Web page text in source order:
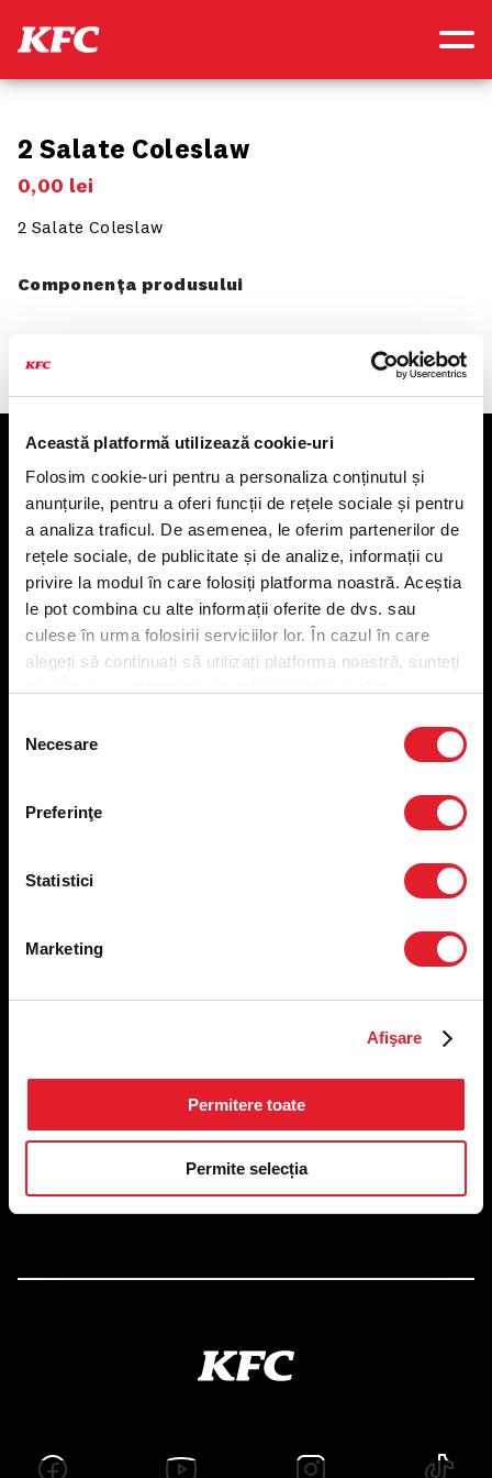
Această platformă utilizează cookie-uri
Folosim cookie-uri pentru a personaliza conținutul și
anunțurile, pentru a oferi funcții de rețele sociale și pentru
a analiza traficul. De asemenea, le oferim partenerilor de
rețele sociale, de publicitate și de analize, informații cu
privire la modul în care folosiți platforma noastră. Aceștia
le pot combina cu alte informații oferite de dvs. sau
culese în urma folosirii serviciilor lor. În cazul în care
alegeți să continuați să utilizați platforma noastră, sunteți
consimțământului
Necesare
Preferinţe
Statistici
Marketing
Afişare
Permitere toate
Permite selecția
2 Salate Coleslaw
0,00 lei
2 Salate Coleslaw
Componența produsului
KFC
Meniu livrare
Meniu ridicare
Nutriționale și Alergeni
Abonare Newsletter
Contact
Utile
Politica privind prelucrarea datelor
Condiții de desfășurare „Descarcă KFC APP”
Restaurante
CAMERA 5, Etaj 2
Autorizații și avize